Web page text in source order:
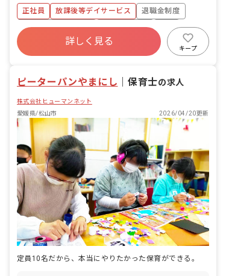
ョンの練習などを行います♪ 《主なお仕
事内容》 ・学校やご自宅への送迎業務
・支援計画の策定 ・レクリエーションの
企画、運営 ・事務作業 ・療育計画 など
♪ 遠足やクリスマス会・バザーなど様々
正社員 放課後等デイサービス
退職金制度
ボーナス・賞与あり
社会保険完備
有給
産休育休制度
詳しく見る
キープ
ピーターパンやまにし ｜保育士の求人
株式会社ヒューマンネット
愛媛県/松山市
2026/04/20更新
定員10名だから、本当にやりたかった保育ができる。